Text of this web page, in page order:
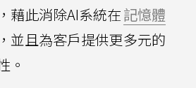
藉此消除AI系統在記憶體
並且為客戶提供更多元的
。